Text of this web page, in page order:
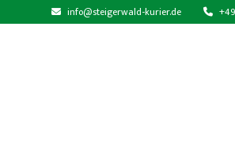
info@steigerwald-kurier.de